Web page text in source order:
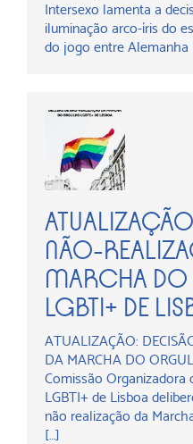
Intersexo lamenta a
iluminação arco-íris do
do jogo entre Alemanha
NÃO-
MARCHA
LGBTI+ DE
ATUALIZAÇÃO:
DA MARCHA DO
Comissão Organizadora
LGBTI+ de Lisboa
não realização da
[…]